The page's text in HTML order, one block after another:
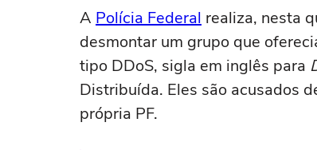
A Polícia Federal realiza, nesta
desmontar um grupo que
tipo DDoS, sigla em inglês para
Distribuída. Eles são acusados
própria PF.